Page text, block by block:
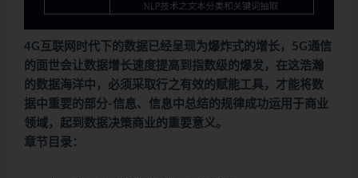
4G互联网时代下的数据已经呈现为爆炸式的增长，5G通信
的面世会让数据增长速度提高到指数级的爆发，在这浩瀚
的数据海洋中，必须采取行之有效的赋能工具，才能将数
据中重要的部分-信息、信息中总结的规律成功运用于商业
领域，起到数据决策商业的重要意义。
章节目录：